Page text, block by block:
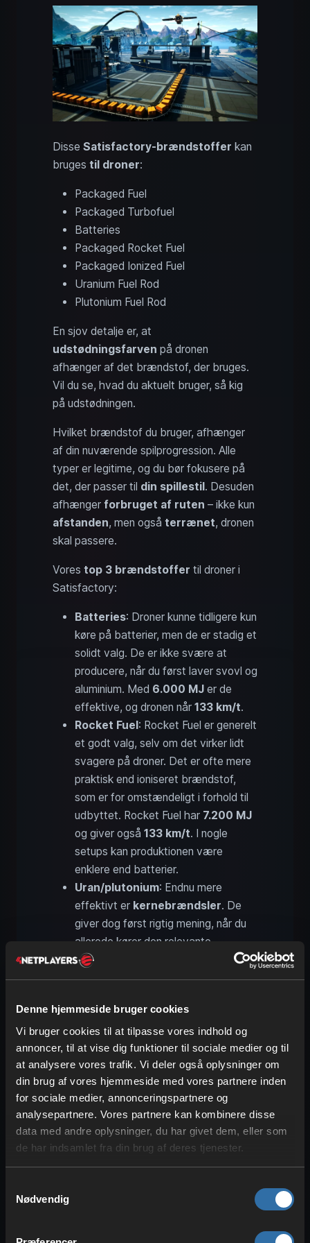
Denne hjemmeside bruger cookies
Vi bruger cookies til at tilpasse vores indhold og
annoncer, til at vise dig funktioner til sociale medier og til
at analysere vores trafik. Vi deler også oplysninger om
din brug af vores hjemmeside med vores partnere inden
for sociale medier, annonceringspartnere og
analysepartnere. Vores partnere kan kombinere disse
data med andre oplysninger, du har givet dem, eller som
de har indsamlet fra din brug af deres tjenester.
Nødvendig
Disse Satisfactory-brændstoffer kan
bruges til droner:
Packaged Fuel
Packaged Turbofuel
Batteries
Packaged Rocket Fuel
Packaged Ionized Fuel
Uranium Fuel Rod
Plutonium Fuel Rod
En sjov detalje er, at
udstødningsfarven på dronen
afhænger af det brændstof, der bruges.
Vil du se, hvad du aktuelt bruger, så kig
på udstødningen.
Hvilket brændstof du bruger, afhænger
af din nuværende spilprogression. Alle
typer er legitime, og du bør fokusere på
det, der passer til din spillestil. Desuden
afhænger forbruget af ruten – ikke kun
afstanden, men også terrænet, dronen
skal passere.
Vores top 3 brændstoffer til droner i
Satisfactory:
Batteries: Droner kunne tidligere kun
køre på batterier, men de er stadig et
solidt valg. De er ikke svære at
producere, når du først laver svovl og
aluminium. Med 6.000 MJ er de
effektive, og dronen når 133 km/t.
Rocket Fuel: Rocket Fuel er generelt
et godt valg, selv om det virker lidt
svagere på droner. Det er ofte mere
praktisk end ioniseret brændstof,
som er for omstændeligt i forhold til
udbyttet. Rocket Fuel har 7.200 MJ
og giver også 133 km/t. I nogle
setups kan produktionen være
enklere end batterier.
Uran/plutonium: Endnu mere
effektivt er kernebrændsler. De
giver dog først rigtig mening, når du
allerede kører den relevante
produktion. Fordel: Når brændstave
bruges i droner, opstår derintet
atomkraftværker.Uranium
750.000 MJved 151 km/t,
plutonium er med ca.1,75 mio. MJ
endnu stærkere og muliggør162
km/t .
Satisfactory-droner i
sammenligning: fordele og
ulemper i forhold til tog og